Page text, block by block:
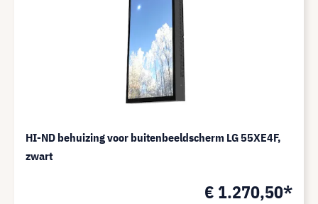
HI-ND behuizing voor buitenbeeldscherm LG 55XE4F,
zwart
€ 1.270,50*